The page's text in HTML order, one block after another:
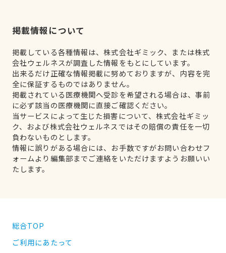
掲載情報について
掲載している各種情報は、株式会社ギミック、または株式
会社ウェルネスが調査した情報をもとにしています。
出来るだけ正確な情報掲載に努めておりますが、内容を完
全に保証するものではありません。
掲載されている医療機関へ受診を希望される場合は、事前
に必ず該当の医療機関に直接ご確認ください。
当サービスによって生じた損害について、株式会社ギミッ
ク、および株式会社ウェルネスではその賠償の責任を一切
負わないものとします。
情報に誤りがある場合には、お手数ですがお問い合わせフ
ォームより編集部までご連絡をいただけますようお願いい
たします。
総合TOP
ご利用にあたって